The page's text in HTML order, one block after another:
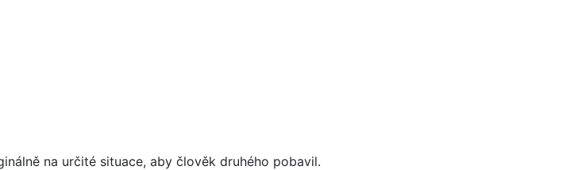
na určité situace, aby člověk druhého pobavil.